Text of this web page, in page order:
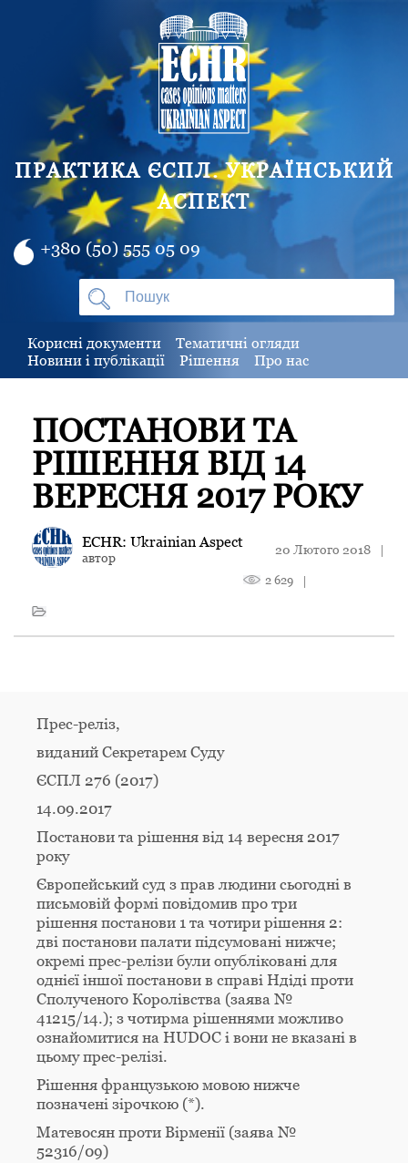
ПРАКТИКА ЄСПЛ. УКРАЇНСЬКИЙ
АСПЕКТ
+380 (50) 555 05 09
Корисні документи
Тематичні огляди
Новини і публікації
Рішення Про нас
ПОСТАНОВИ ТА
РІШЕННЯ ВІД 14
ВЕРЕСНЯ 2017 РОКУ
ECHR: Ukrainian Aspect
автор
20 Лютого 2018 |
2 629 |
Прес-реліз,
виданий Секретарем Суду
ЄСПЛ 276 (2017)
14.09.2017
Постанови та рішення від 14 вересня 2017
року
Європейський суд з прав людини сьогодні в
письмовій формі повідомив про три
рішення постанови 1 та чотири рішення 2:
дві постанови палати підсумовані нижче;
окремі прес-релізи були опубліковані для
однієї іншої постанови в справі Ндіді проти
Сполученого Королівства (заява №
41215/14.); з чотирма рішеннями можливо
ознайомитися на HUDOC і вони не вказані в
цьому прес-релізі.
Рішення французькою мовою нижче
позначені зірочкою (*).
Матевосян проти Вірменії (заява №
52316/09)